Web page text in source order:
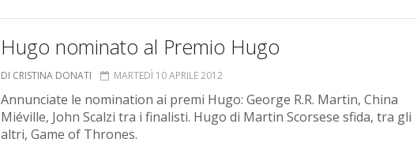
Hugo nominato al Premio Hugo
DI CRISTINA DONATI MARTEDÌ 10 APRILE 2012
Annunciate le nomination ai premi Hugo: George R.R. Martin, China
Miéville, John Scalzi tra i finalisti. Hugo di Martin Scorsese sfida, tra gli
altri, Game of Thrones.